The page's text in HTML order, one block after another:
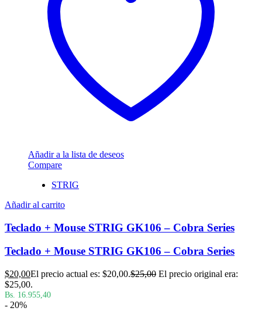
Añadir a la lista de deseos
Compare
STRIG
Añadir al carrito
Teclado + Mouse STRIG GK106 – Cobra Series
Teclado + Mouse STRIG GK106 – Cobra Series
$20,00El precio actual es: $20,00.$25,00 El precio original era:
$25,00.
Bs. 16.955,40
- 20%